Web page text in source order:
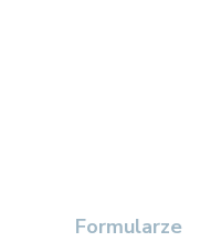
Formularze